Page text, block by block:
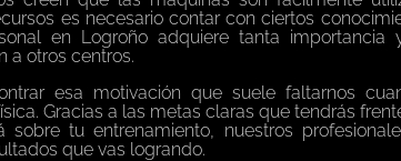
es necesario contar con ciertos
en Logroño adquiere tanta importancia
a otros centros.
esa motivación que suele faltarnos
Gracias a las metas claras que tendrás
sobre tu entrenamiento, nuestros
que vas logrando.